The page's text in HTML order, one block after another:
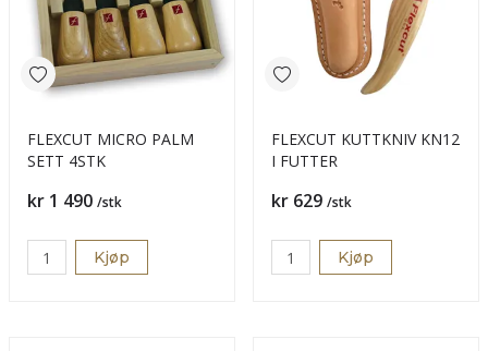
FLEXCUT MICRO PALM
SETT 4STK
Pris
kr 1 490 /stk
Kjøp
FLEXCUT KUTTKNIV KN12
I FUTTER
Pris
kr 629 /stk
Kjøp